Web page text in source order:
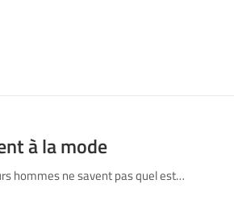
à la mode
hommes ne savent pas quel est…